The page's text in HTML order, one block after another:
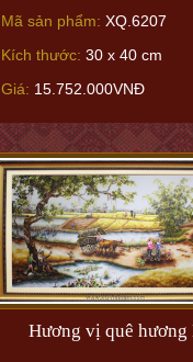
Mã sản phẩm: XQ.6207
Kích thước: 30 x 40 cm
Giá: 15.752.000VNĐ
Hương vị quê hương